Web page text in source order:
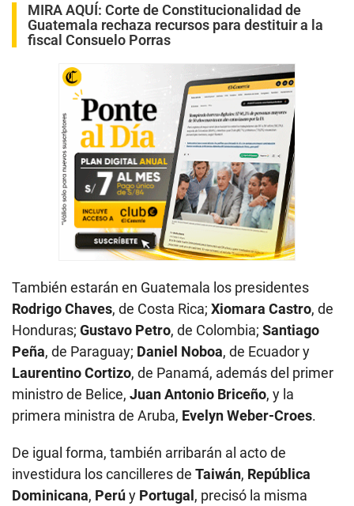
MIRA AQUÍ: Corte de Constitucionalidad de
Guatemala rechaza recursos para destituir a la
fiscal Consuelo Porras
También estarán en Guatemala los presidentes
Rodrigo Chaves, de Costa Rica; Xiomara Castro, de
Honduras; Gustavo Petro, de Colombia; Santiago
Peña, de Paraguay; Daniel Noboa, de Ecuador y
Laurentino Cortizo, de Panamá, además del primer
ministro de Belice, Juan Antonio Briceño, y la
primera ministra de Aruba, Evelyn Weber-Croes.
De igual forma, también arribarán al acto de
investidura los cancilleres de Taiwán, República
Dominicana, Perúy Portugal, precisó la misma